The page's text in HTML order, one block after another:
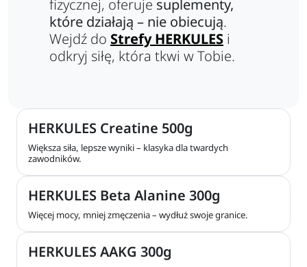
fizycznej, oferuje suplementy,
które działają – nie obiecują.
Wejdź do Strefy HERKULES i
odkryj siłę, która tkwi w Tobie.
HERKULES Creatine 500g
Większa siła, lepsze wyniki – klasyka dla twardych
zawodników.
HERKULES Beta Alanine 300g
Więcej mocy, mniej zmęczenia – wydłuż swoje granice.
HERKULES AAKG 300g